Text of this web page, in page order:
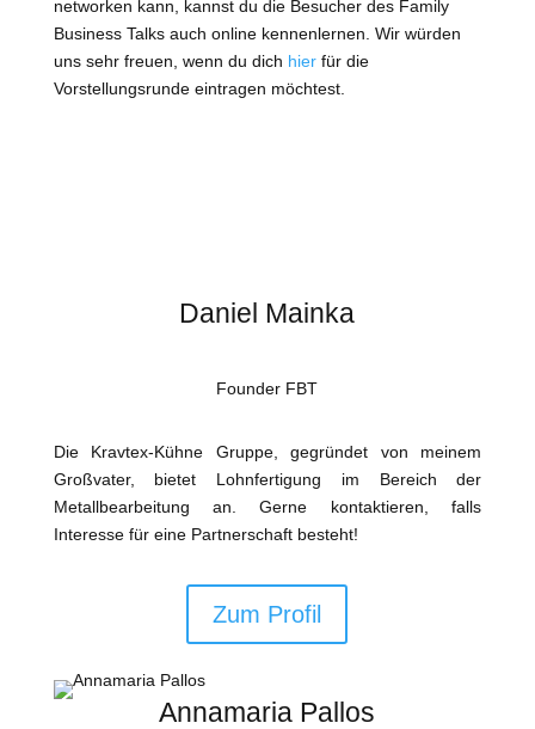
networken kann, kannst du die Besucher des Family
Business Talks auch online kennenlernen. Wir würden
uns sehr freuen, wenn du dich hierfür die
Vorstellungsrunde eintragen möchtest.
Daniel Mainka
Founder FBT
Die Kravtex-Kühne Gruppe, gegründet von meinem
Großvater, bietet Lohnfertigung im Bereich der
Metallbearbeitung an. Gerne kontaktieren, falls
Interesse für eine Partnerschaft besteht!
Zum Profil
Annamaria Pallos